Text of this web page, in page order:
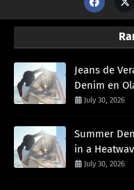
Jeans de
Denim en
July 30, 2026
Summer
in a
July 30, 2026